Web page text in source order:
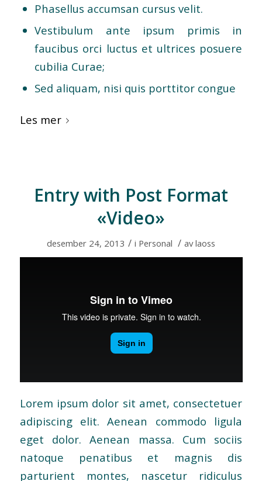
Phasellus accumsan cursus velit.
Vestibulum ante ipsum primis in
faucibus orci luctus et ultrices posuere
cubilia Curae;
Sed aliquam, nisi quis porttitor congue
Les mer
Entry with Post Format
«Video»
desember 24, 2013 / i Personal / avlaoss
Lorem ipsum dolor sit amet, consectetuer
adipiscing elit. Aenean commodo ligula
eget dolor. Aenean massa. Cum sociis
natoque penatibus et magnis dis
parturient montes, nascetur ridiculus